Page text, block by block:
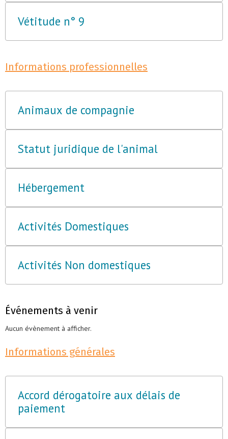
Vétitude n° 9
Informations professionnelles
Animaux de compagnie
Statut juridique de l'animal
Hébergement
Activités Domestiques
Activités Non domestiques
Événements à venir
Aucun évènement à afficher.
Informations générales
Accord dérogatoire aux délais de
paiement